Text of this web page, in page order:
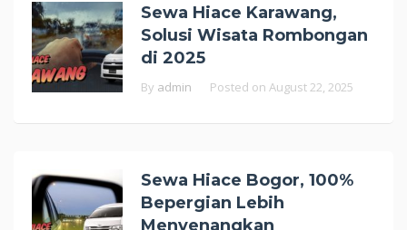
Sewa Hiace Karawang,
Solusi Wisata Rombongan
di 2025
By admin Posted on August 22, 2025
Sewa Hiace Bogor, 100%
Bepergian Lebih
Menyenangkan